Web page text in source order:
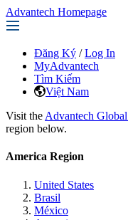
Advantech Homepage
Đăng Ký / Log In
MyAdvantech
Tìm Kiếm
Việt Nam
Visit the Advantech
region below.
America Region
United States
Brasil
México